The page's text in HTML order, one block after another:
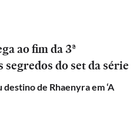
ao fim da 3ª
segredos do set da série
de Rhaenyra em ‘A